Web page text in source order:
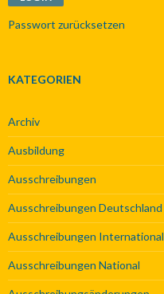
Passwort zurücksetzen
KATEGORIEN
Archiv
Ausbildung
Ausschreibungen
Ausschreibungen Deutschland
Ausschreibungen International
Ausschreibungen National